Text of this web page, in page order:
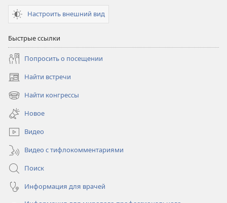
Настроить внешний вид
Быстрые ссылки
Попросить о посещении
Найти встречи
(открывается
в
новом
окне)
Найти конгрессы
(открывается
новом
окне)
Новое
Видео
Видео с тифлокомментариями
Поиск
Информация для врачей